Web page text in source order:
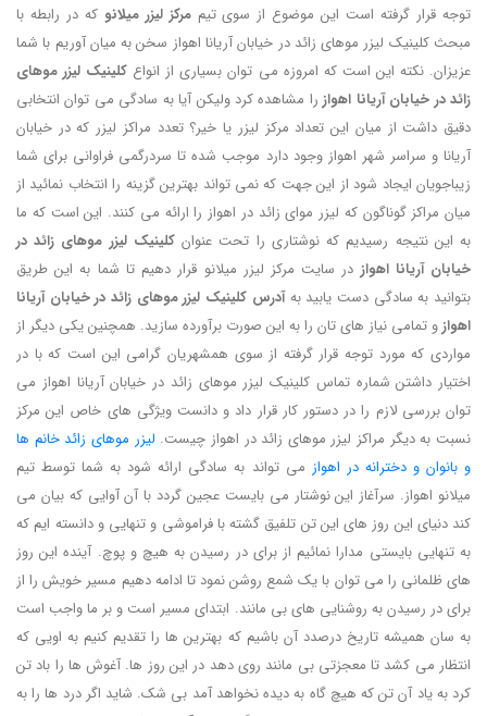
توجه قرار گرفته است این موضوع از سوی تیممرکز لیزر میلانو که در رابطه با
مبحث کلینیک لیزر موهای زائد در خیابان آریانا اهواز سخن به میان آوریم با شما
عزیزان. نکته این است که امروزه می توان بسیاری از انواع کلینیک لیزر موهای
زائد در خیابان آریانا اهوازرا مشاهده کرد ولیکن آیا به سادگی می توان انتخابی
دقیق داشت از میان این تعداد مرکز لیزر یا خیر؟ تعدد مراکز لیزر که در خیابان
آریانا و سراسر شهر اهواز وجود دارد موجب شده تا سردرگمی فراوانی برای شما
زیباجویان ایجاد شود از این جهت که نمی تواند بهترین گزینه را انتخاب نمائید از
میان مراکز گوناگون که لیزر موای زائد در اهواز را ارائه می کنند. این است که ما
به این نتیجه رسیدیم که نوشتاری را تحت عنوانکلینیک لیزر موهای زائد در
خیابان آریانا اهوازدر سایت مرکز لیزر میلانو قرار دهیم تا شما به این طریق
بتوانید به سادگی دست یابید بهآدرس کلینیک لیزر موهای زائد در خیابان آریانا
اهوازو تمامی نیاز های تان را به این صورت برآورده سازید. همچنین یکی دیگر از
مواردی که مورد توجه قرار گرفته از سوی همشهریان گرامی این است که با در
اختیار داشتن شماره تماس کلینیک لیزر موهای زائد در خیابان آریانا اهواز می
توان بررسی لازم را در دستور کار قرار داد و دانست ویژگی های خاص این مرکز
نسبت به دیگر مراکز لیزر موهای زائد در اهواز چیست. لیزر موهای زائد خانم ها
و بانوان و دخترانه در اهواز می تواند به سادگی ارائه شود به شما توسط تیم
میلانو اهواز. سرآغاز این نوشتار می بایست عجین گردد با آن آوایی که بیان می
کند دنیای این روز های این تن تلفیق گشته با فراموشی و تنهایی و دانسته ایم که
به تنهایی بایستی مدارا نمائیم از برای در رسیدن به هیچ و پوچ. آینده این روز
های ظلمانی را می توان با یک شمع روشن نمود تا ادامه دهیم مسیر خویش را از
برای در رسیدن به روشنایی های بی مانند. ابتدای مسیر است و بر ما واجب است
به سان همیشه تاریخ درصدد آن باشیم که بهترین ها را تقدیم کنیم به اویی که
انتظار می کشد تا معجزتی بی مانند روی دهد در این روز ها. آغوش ها را باد تن
کرد به یاد آن تن که هیچ گاه به دیده نخواهد آمد بی شک. شاید اگر درد ها را به